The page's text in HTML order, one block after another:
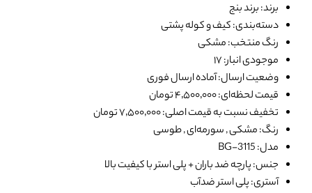
برند: برند بنج
دسته‌بندی: کیف و کوله پشتی
رنگ منتخب: مشکی
موجودی انبار: ۱۷
وضعیت ارسال: آماده ارسال فوری
قیمت لحظه‌ای: ۴٬۵۰۰٬۰۰۰ تومان
تخفیف نسبت به قیمت اصلی: ۷٬۵۰۰٬۰۰۰ تومان
رنگ: مشکی , سورمه‌ای , طوسی
مدل: BG-3115
جنس: پارچه ضد باران + پلی استر با کیفیت بالا
آستری: پلی استر ضدآب